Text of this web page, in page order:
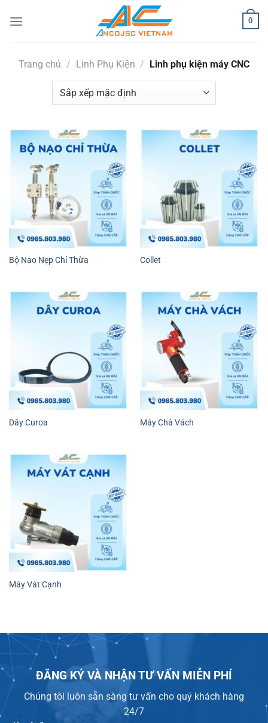
qua
0
Trang chủ / Linh Phụ Kiện / Linh phụ kiện máy CNC
Bộ Nạo Nẹp Chỉ Thừa Collet
Dây Curoa Máy Chà Vách
Máy Vát Cạnh
ĐĂNG KÝ VÀ NHẬN TƯ VẤN MIỄN PHÍ
Chúng tôi luôn sẵn sàng tư vấn cho quý khách hàng
24/7